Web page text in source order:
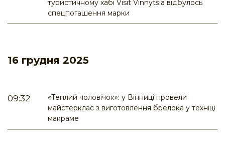
туристичному хабі Visit Vinnytsia відбулось
спецпогашення марки
16 грудня 2025
09:32
«Теплий чоловічок»: у Вінниці провели
майстерклас з виготовлення брелока у техніці
макраме